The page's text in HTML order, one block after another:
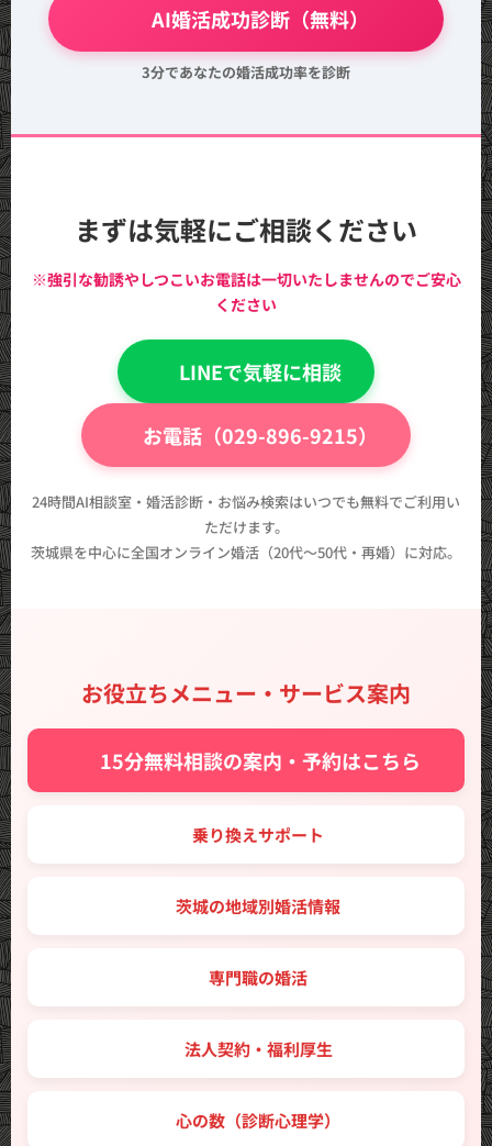
💖 AI婚活成功診断（無料）
3分であなたの婚活成功率を診断
まずは気軽にご相談ください
※強引な勧誘やしつこいお電話は一切いたしませんのでご安心
ください
💬 LINEで気軽に相談
📞 お電話（029-896-9215）
24時間AI相談室・婚活診断・お悩み検索はいつでも無料でご利用い
ただけます。
茨城県を中心に全国オンライン婚活（20代〜50代・再婚）に対応。
お役立ちメニュー・サービス案内
✨ 15分無料相談の案内・予約はこちら
🔑 乗り換えサポート
🗾 茨城の地域別婚活情報
💼 専門職の婚活
🤝 法人契約・福利厚生
💖 心の数（診断心理学）